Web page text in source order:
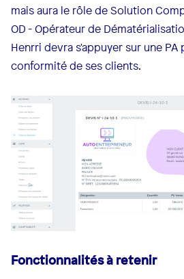
mais aura le rôle de Solution
OD - Opérateur de
Henrri devra s'appuyer sur une PA
conformité de ses clients.
Fonctionnalités à retenir